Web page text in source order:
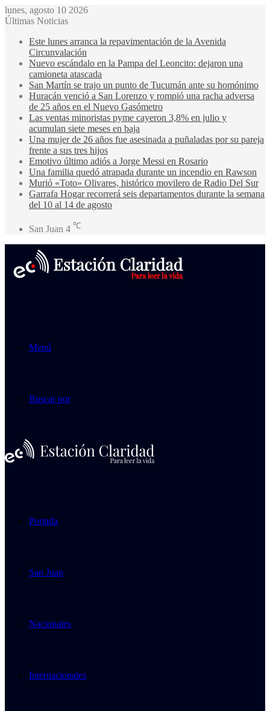
lunes, agosto 10 2026
Últimas Noticias
Este lunes arranca la repavimentación de la Avenida
Circunvalación
Nuevo escándalo en la Pampa del Leoncito: dejaron una
camioneta atascada
San Martín se trajo un punto de Tucumán ante su homónimo
Huracán venció a San Lorenzo y rompió una racha adversa
de 25 años en el Nuevo Gasómetro
Las ventas minoristas pyme cayeron 3,8% en julio y
acumulan siete meses en baja
Una mujer de 26 años fue asesinada a puñaladas por su pareja
frente a sus tres hijos
Emotivo último adiós a Jorge Messi en Rosario
Una familia quedó atrapada durante un incendio en Rawson
Murió «Toto» Olivares, histórico movilero de Radio Del Sur
Garrafa Hogar recorrerá seis departamentos durante la semana
del 10 al 14 de agosto
San Juan 4 ℃
Menú
Buscar por
Portada
San Juan
Nacionales
Internacionales